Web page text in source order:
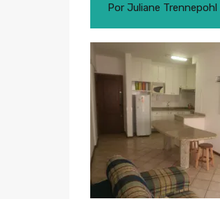
Por Juliane Trennepohl